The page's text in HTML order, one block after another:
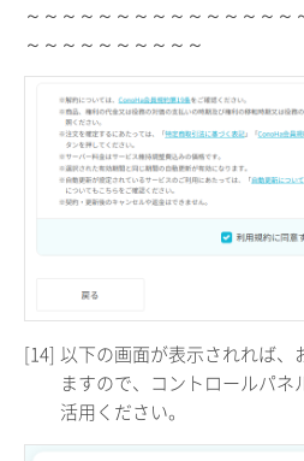
～～～～～～～～～～～～～～～
～～～～～～～～～～
[14] 以下の画面が表示されれば、
ますので、コントロールパ
活用ください。